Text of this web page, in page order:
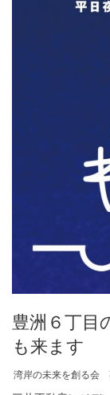
豊洲６丁目
も来ます
湾岸の未来を創る会